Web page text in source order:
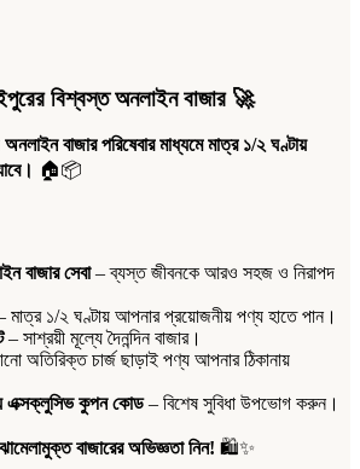
বিশ্বস্ত অনলাইন বাজার🚀
অনলাইন বাজার পরিষেবার মাধ্যমে মাত্র ১/২ ঘণ্টায়
🏠📦
বাজার সেবা– ব্যস্ত জীবনকে আরও সহজ ও নিরাপদ
মাত্র ১/২ ঘণ্টায় আপনার প্রয়োজনীয় পণ্য হাতে পান।
– সাশ্রয়ী মূল্যে দৈনন্দিন বাজার।
অতিরিক্ত চার্জ ছাড়াই পণ্য আপনার ঠিকানায়
এক্সক্লুসিভ কুপন কোড– বিশেষ সুবিধা উপভোগ করুন।
বাজারের অভিজ্ঞতা নিন! 🛍️✨